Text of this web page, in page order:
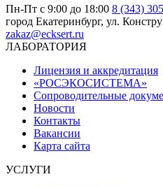
Пн-Пт с 9:00 до 18:00 8 (343)
город Екатеринбург, ул.
zakaz@ecksert.ru
ЛАБОРАТОРИЯ
Лицензия и аккредитация
«РОСЭКОСИСТЕМА»
Сопроводительные
Новости
Контакты
Вакансии
Карта сайта
УСЛУГИ